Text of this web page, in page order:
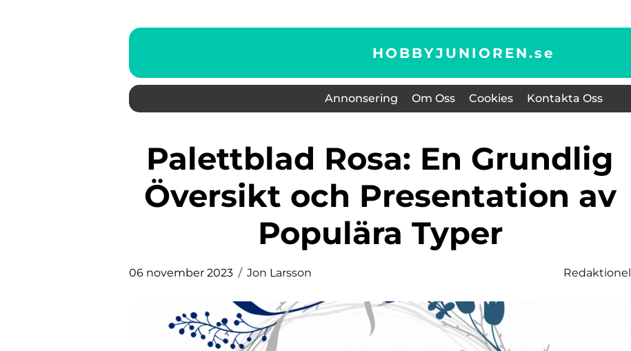
HOBBYJUNIOREN.se
Annonsering Om Oss Cookies Kontakta Oss
Palettblad Rosa: En Grundlig
Översikt och Presentation av
Populära Typer
06 november 2023 Jon Larsson Redaktionel